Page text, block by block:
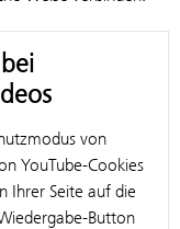
von
YouTube-Cookies
Ihrer Seite auf die
Button